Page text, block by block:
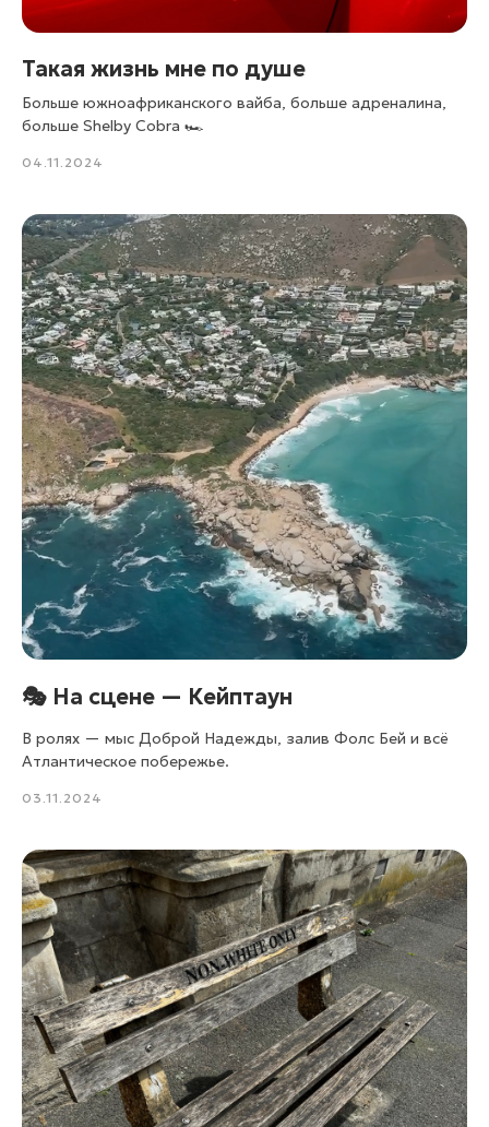
Такая жизнь мне по душе
Больше южноафриканского вайба, больше адреналина,
больше Shelby Cobra 🏎️
04.11.2024
🎭 На сцене — Кейптаун
В ролях — мыс Доброй Надежды, залив Фолс Бей и всё
Атлантическое побережье.
03.11.2024